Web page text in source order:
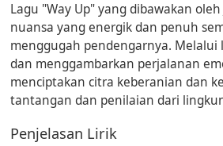
Lagu "Way Up" yang dibawakan
nuansa yang energik dan penuh
menggugah pendengarnya. Melalui
dan menggambarkan perjalanan
menciptakan citra keberanian dan
tantangan dan penilaian dari
Penjelasan Lirik